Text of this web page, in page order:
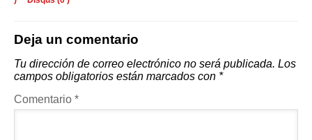
Deja un comentario
Tu dirección de correo electrónico no será publicada. Los
campos obligatorios están marcados con *
Comentario *